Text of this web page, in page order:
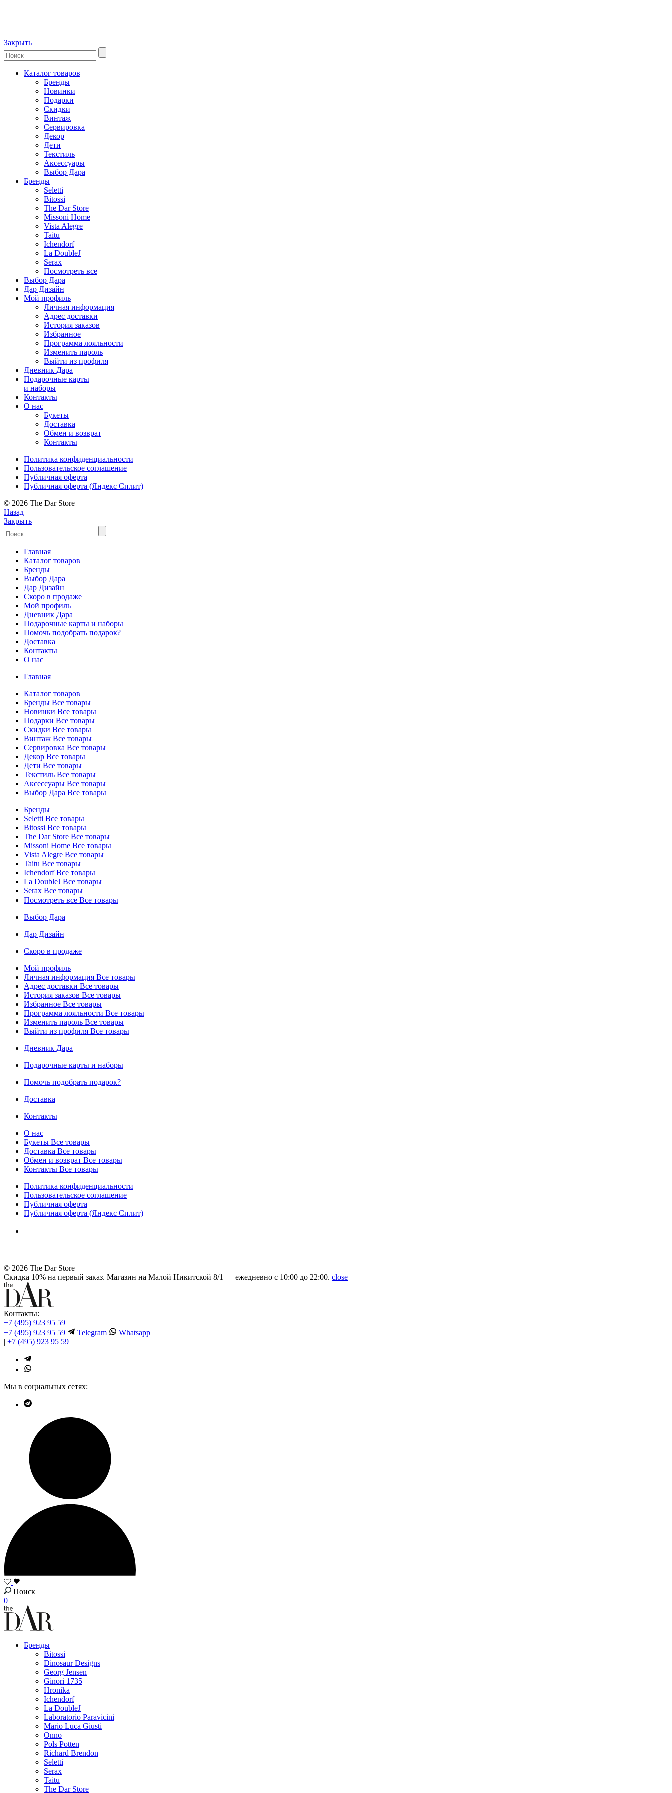
Закрыть
Каталог товаров
Бренды
Новинки
Подарки
Скидки
Винтаж
Сервировка
Декор
Дети
Текстиль
Аксессуары
Выбор Дара
Бренды
Seletti
Bitossi
The Dar Store
Missoni Home
Vista Alegre
Taitu
Ichendorf
La DoubleJ
Serax
Посмотреть все
Выбор Дара
Дар Дизайн
Мой профиль
Личная информация
Адрес доставки
История заказов
Избранное
Программа лояльности
Изменить пароль
Выйти из профиля
Дневник Дара
Подарочные карты
и наборы
Контакты
О нас
Букеты
Доставка
Обмен и возврат
Контакты
Политика конфиденциальности
Пользовательское соглашение
Публичная оферта
Публичная оферта (Яндекс Сплит)
© 2026 The Dar Store
Назад
Закрыть
Главная
Каталог товаров
Бренды
Выбор Дара
Дар Дизайн
Скоро в продаже
Мой профиль
Дневник Дара
Подарочные карты и наборы
Помочь подобрать подарок?
Доставка
Контакты
О нас
Главная
Каталог товаров
Бренды Все товары
Новинки Все товары
Подарки Все товары
Скидки Все товары
Винтаж Все товары
Сервировка Все товары
Декор Все товары
Дети Все товары
Текстиль Все товары
Аксессуары Все товары
Выбор Дара Все товары
Бренды
Seletti Все товары
Bitossi Все товары
The Dar Store Все товары
Missoni Home Все товары
Vista Alegre Все товары
Taitu Все товары
IchendorfВсе товары
La DoubleJ Все товары
Serax Все товары
Посмотреть все Все товары
Выбор Дара
Дар Дизайн
Скоро в продаже
Мой профиль
Личная информация Все товары
Адрес доставки Все товары
История заказов Все товары
Избранное Все товары
Программа лояльности Все товары
Изменить пароль Все товары
Выйти из профиля Все товары
Дневник Дара
Подарочные карты и наборы
Помочь подобрать подарок?
Доставка
Контакты
О нас
Букеты Все товары
Доставка Все товары
Обмен и возврат Все товары
Контакты Все товары
Политика конфиденциальности
Пользовательское соглашение
Публичная оферта
Публичная оферта (Яндекс Сплит)
© 2026 The Dar Store
Скидка 10% на первый заказ. Магазин на Малой Никитской 8/1 — ежедневно с 10:00 до 22:00. close
Контакты:
+7 (495) 923 95 59
+7 (495) 923 95 59
Telegram
Whatsapp
| +7 (495) 923 95 59
Мы в социальных сетях:
Поиск
0
Бренды
Bitossi
Dinosaur Designs
Georg Jensen
Ginori 1735
Hronika
Ichendorf
La DoubleJ
Laboratorio Paravicini
Mario Luca Giusti
Onno
Pols Potten
Richard Brendon
Seletti
Serax
Taitu
The Dar Store